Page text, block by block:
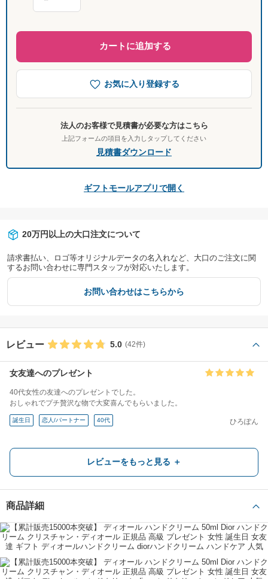
カートに追加する
お気に入り登録する
法人のお客様で見積書が必要な方はこちら
上記フォームの項目を入力しタップしてください
見積書ダウンロード
ギフトモールアプリで開く
20万円以上の大口注文について
請求書払い、ロゴ等オリジナルデータの名入れなど、大口のご注文に関
するお問い合わせに専門スタッフが対応いたします。
お問い合わせはこちらから
レビュー 5.0 (42件)
女友達へのプレゼント
40代女性の友達へのプレゼントでした。
おしゃれでプチ贅沢な物で大変喜んでもらいました。
誕生日 恋人/パートナー 40代 ひろぽん
義妹の誕生日プレゼントに！
いつも、子どもに誕生日プレゼントを買ってきてくれるので、お礼に、義妹
の誕生日にプレゼントで購入しました！
誕生日 兄弟/姉妹 購入者
義母への誕生日プレゼント
義妹へ誕生日プレゼントに送ったら私もこれがいい！とリクエストされちゃ
レビューをもっと見る ＋
商品詳細